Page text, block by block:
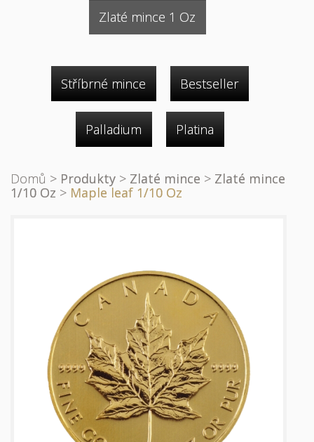
Zlaté mince 1 Oz
Stříbrné mince Bestseller
Palladium Platina
Domů > Produkty > Zlaté mince > Zlaté mince
1/10 Oz > Maple leaf 1/10 Oz